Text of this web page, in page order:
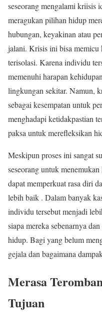
seseorang mengalami kriisis
meragukan pilihan hidup
hubungan, keyakinan atau
jalani. Krisis ini bisa memicu
terisolasi. Karena individu
memenuhi harapan
lingkungan sekitar. Namun,
sebagai kesempatan untuk
menghadapi ketidakpastian
paksa untuk merefleksikan
Meskipun proses ini sangat
seseorang untuk
dapat memperkuat rasa diri
lebih baik . Dalam banyak
individu tersebut menjadi
siapa mereka sebenarnya
hidup. Bagi yang belum
gejala dan bagaimana
Merasa
Tujuan